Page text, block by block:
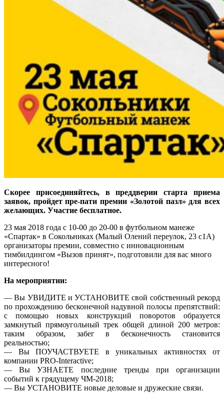
Скорее присоединяйтесь, в преддверии старта приема
заявок, пройдет пре-пати премии «Золотой пазл» для всех
желающих. Участие бесплатное.
23 мая 2018 года с 10-00 до 20-00 в футбольном манеже
«Спартак» в Сокольниках (Малый Олений переулок, 23 с1А)
организаторы премии, совместно с инновационным
тимбилдингом «Вызов принят», подготовили для вас много
интересного!
На мероприятии:
— Вы УВИДИТЕ и УСТАНОВИТЕ свой собственный рекорд
по прохождению бесконечной надувной полосы препятствий:
с помощью новых конструкций поворотов образуется
замкнутый прямоугольный трек общей длиной 200 метров:
таким образом, забег в бесконечность становится
реальностью;
— Вы ПОУЧАСТВУЕТЕ в уникальных активностях от
компании PRO-Interactive;
— Вы УЗНАЕТЕ последние тренды при организации
событий к грядущему ЧМ-2018;
— Вы УСТАНОВИТЕ новые деловые и дружеские связи.